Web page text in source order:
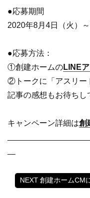
●応募期間
2020年8月4日（火）
●応募方法：
①創建ホームのLINE
②トークに「アスリー
記事の感想もお待ちし
キャンペーン詳細は創
創建ホームCM